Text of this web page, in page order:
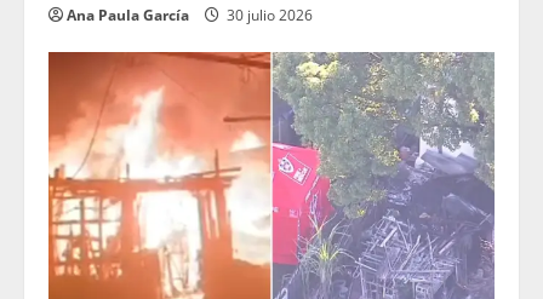
Ana Paula García 30 julio 2026